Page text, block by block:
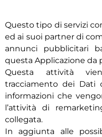
Questo tipo di servizi
ed ai suoi partner di
annunci pubblicitari
questa Applicazione da
Questa attività
tracciamento dei Dati
informazioni che
l’attività di
collegata.
In aggiunta alle